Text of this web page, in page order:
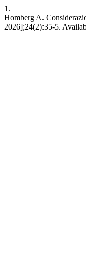
1.
Homberg A.
2026];24(2):35-5.